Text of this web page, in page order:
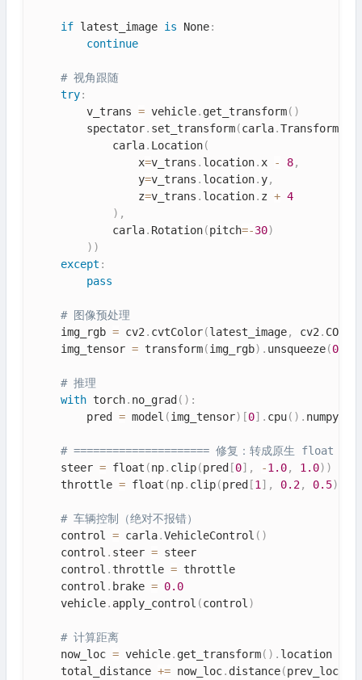
if latest_image is None:
continue
# 视角跟随
try:
        v_trans
= vehicle. get_transform( )
        spectator
. set_transform(carla.Transform
            carla
. Location(
                x
=v_trans . location. x - 8,
                y
=v_trans . location. y,
                z
=v_trans . location. z + 4
) ,
            carla
. Rotation(pitch=-30)
) )
except :
pass
# 图像预处理
    img_rgb
= cv2 . cvtColor(latest_image, cv2 .
    img_tensor
= transform(img_rgb) . unsqueeze(0
# 推理
with torch. no_grad( ) :
        pred
= model (img_tensor) [0] . cpu( ) . numpy
# ===================== 修复：转成原生 float
    steer
= float (np. clip(pred[0] , -1.0, 1.0) )
    throttle
= float (np. clip(pred[1 ] , 0.2, 0.5)
# 车辆控制（绝对不报错）
    control
= carla.VehicleControl ( )
    control
. steer = steer
    control
. throttle = throttle
    control
. brake = 0.0
    vehicle
. apply_control (control )
# 计算距离
    now_loc
= vehicle. get_transform( ) . location
    total_distance
+= now_loc. distance(